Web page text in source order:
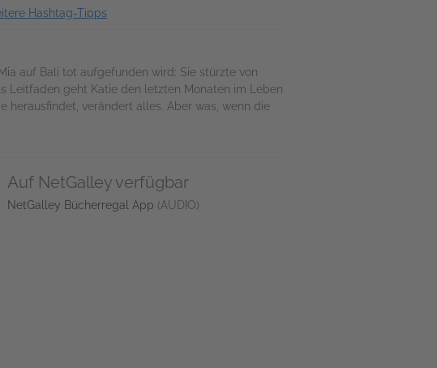
Hashtag-Tipps
auf Bali tot aufgefunden wird: Sie stürzte von
Leitfaden geht Katie den letzten Monaten im Leben
herausfindet, verändert alles. Aber was, wenn die
Auf NetGalley verfügbar
NetGalley Bücherregal App (AUDIO)